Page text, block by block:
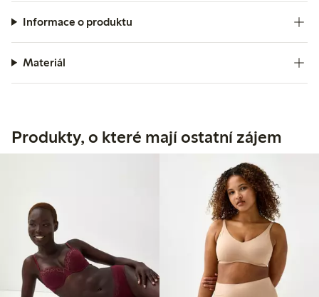
Informace o produktu
Materiál
Produkty, o které mají ostatní zájem